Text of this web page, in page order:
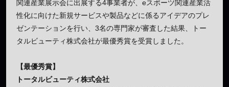
関連産業展示会に出展する4事業者が、eスポーツ関連産業活
性化に向けた新規サービスや製品などに係るアイデアのプレ
ゼンテーションを行い、3名の専門家が審査した結果、トー
タルビューティ株式会社が最優秀賞を受賞しました。
【最優秀賞】
トータルビューティ株式会社